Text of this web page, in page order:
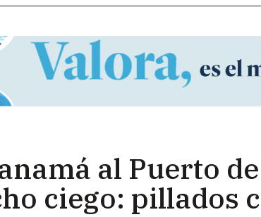
al Puerto
ciego: pillados